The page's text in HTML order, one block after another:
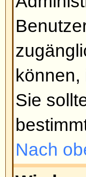
Signatur
eine
Profil die
können
Schreiben
Nach oben
Wie